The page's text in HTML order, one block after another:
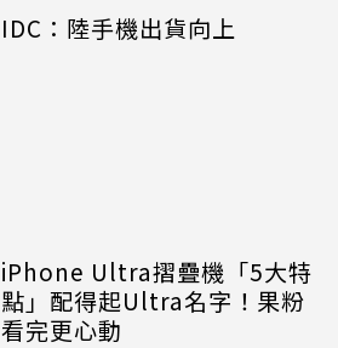
IDC：陸手機出貨向上
iPhone Ultra摺疊機「5大特
點」配得起Ultra名字！果粉
看完更心動